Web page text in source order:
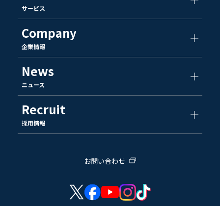
サービス
Company
企業情報
News
ニュース
Recruit
採用情報
お問い合わせ